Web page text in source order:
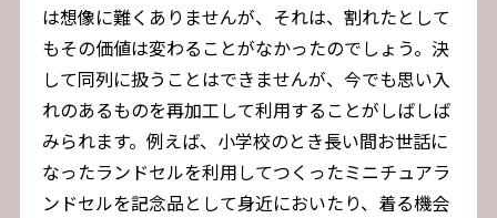
は想像に難くありませんが、それは、割れたとして
もその価値は変わることがなかったのでしょう。決
して同列に扱うことはできませんが、今でも思い入
れのあるものを再加工して利用することがしばしば
みられます。例えば、小学校のとき長い間お世話に
なったランドセルを利用してつくったミニチュアラ
ンドセルを記念品として身近においたり、着る機会